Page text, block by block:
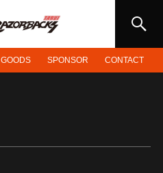
GOODS SPONSOR CONTACT